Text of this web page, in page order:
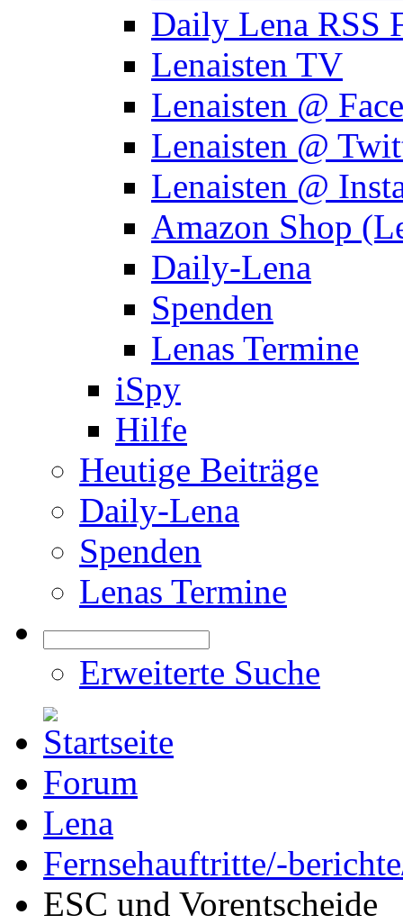
Daily Lena RSS
Lenaisten TV
Lenaisten @
Lenaisten @
Lenaisten @
Amazon Shop
Daily-Lena
Spenden
Lenas Termine
iSpy
Hilfe
Heutige Beiträge
Daily-Lena
Spenden
Lenas Termine
Erweiterte Suche
Forum
Lena
Fernsehauftritte/-
ESC und Vorentscheide